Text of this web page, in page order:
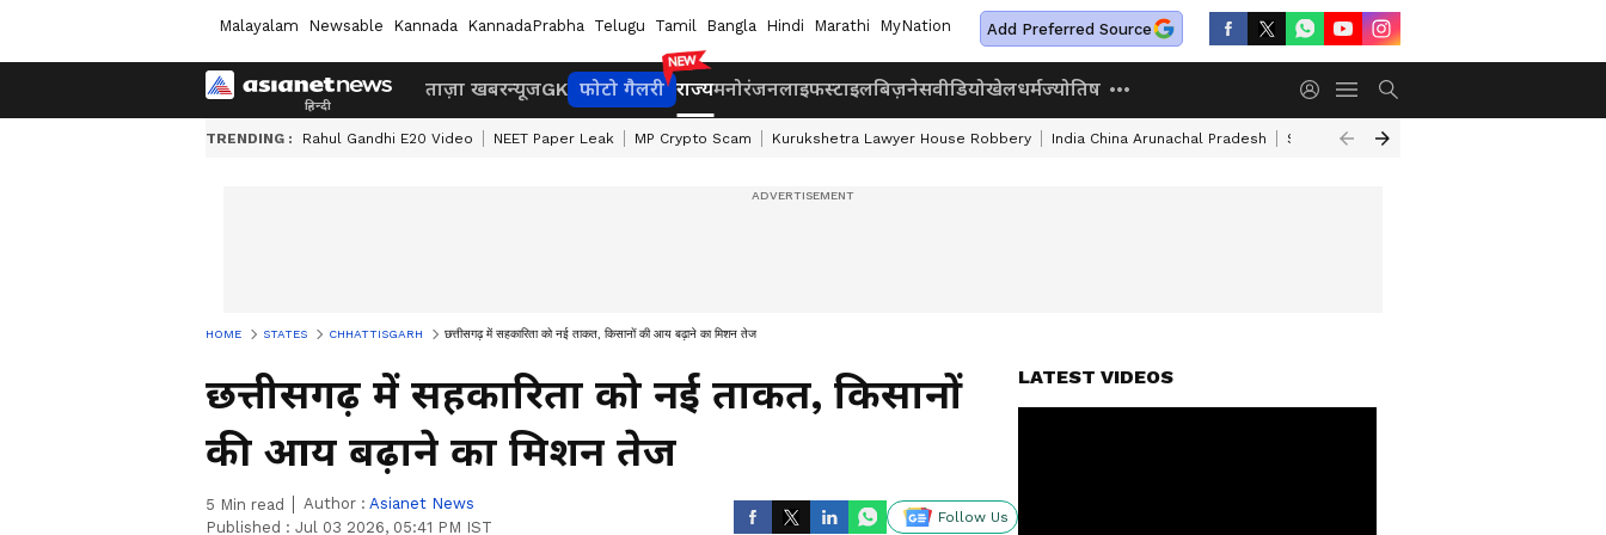
Malayalam Newsable Kannada KannadaPrabha Telugu Tamil Bangla Hindi Marathi MyNation Add Preferred Source
ताज़ा खबरन्यूजGK फोटो गैलरी राज्यमनोरंजनलाइफस्टाइलबिज़नेसवीडियोखेलधर्मज्योतिष
TRENDING : Rahul Gandhi E20 Video NEET Paper Leak MP Crypto Scam Kurukshetra Lawyer House Robbery India China Arunachal Pradesh Saudi Turkey Pakistan Defense Pact
HOME STATES CHHATTISGARH छत्तीसगढ़ में सहकारिता को नई ताकत, किसानों की आय बढ़ाने का मिशन तेज
छत्तीसगढ़ में सहकारिता को नई ताकत, किसानों
की आय बढ़ाने का मिशन तेज
5 Min read Author : Asianet News
Published : Jul 03 2026, 05:41 PM IST
Follow Us
LATEST VIDEOS